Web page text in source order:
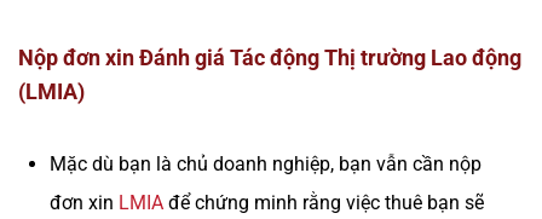
Nộp đơn xin Đánh giá Tác động Thị trường Lao động
(LMIA)
Mặc dù bạn là chủ doanh nghiệp, bạn vẫn cần nộp
đơn xin LMIAđể chứng minh rằng việc thuê bạn sẽ